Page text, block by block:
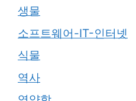
생물
소프트웨어-IT-인터넷
식물
역사